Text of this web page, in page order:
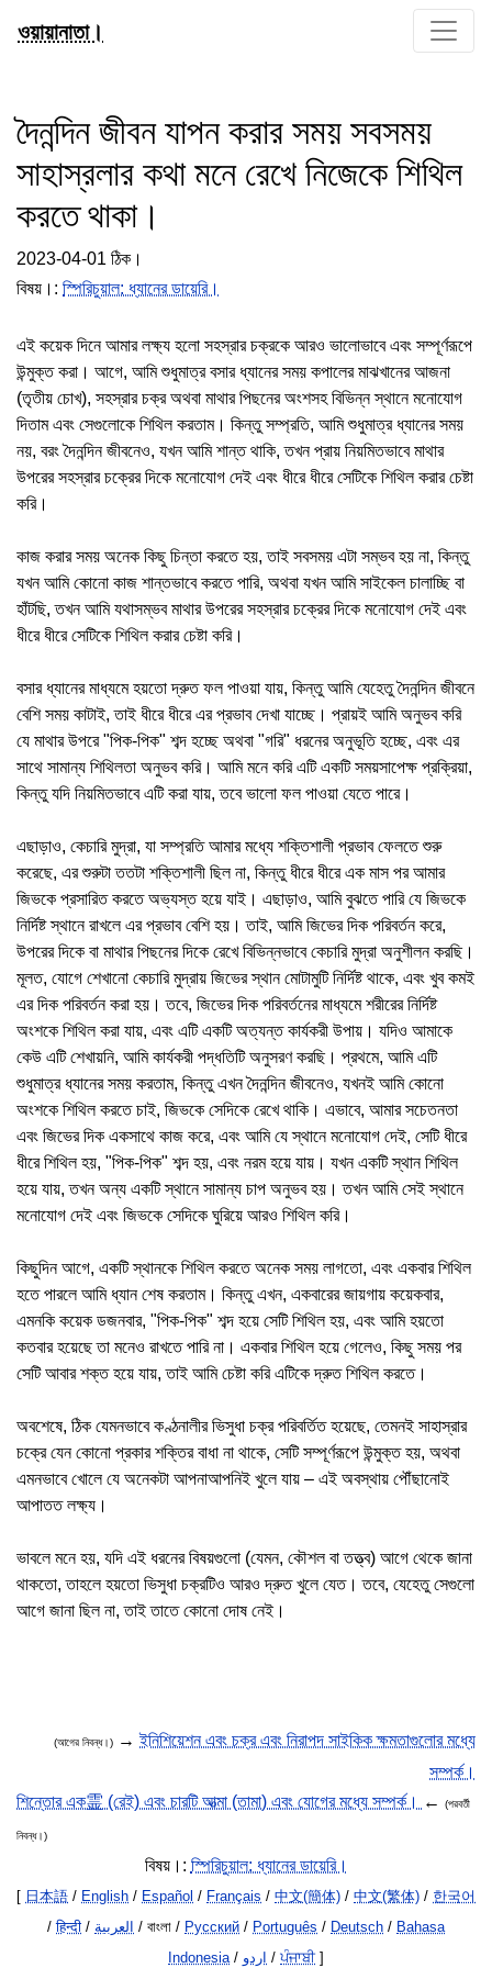
ওয়ায়ানাতা।
দৈনন্দিন জীবন যাপন করার সময় সবসময়
সাহাস্রলার কথা মনে রেখে নিজেকে শিথিল
করতে থাকা।
2023-04-01 ঠিক।
বিষয়।: স্পিরিচুয়াল: ধ্যানের ডায়েরি।
এই কয়েক দিনে আমার লক্ষ্য হলো সহস্রার চক্রকে আরও ভালোভাবে এবং সম্পূর্ণরূপে
উন্মুক্ত করা। আগে, আমি শুধুমাত্র বসার ধ্যানের সময় কপালের মাঝখানের আজনা
(তৃতীয় চোখ), সহস্রার চক্র অথবা মাথার পিছনের অংশসহ বিভিন্ন স্থানে মনোযোগ
দিতাম এবং সেগুলোকে শিথিল করতাম। কিন্তু সম্প্রতি, আমি শুধুমাত্র ধ্যানের সময়
নয়, বরং দৈনন্দিন জীবনেও, যখন আমি শান্ত থাকি, তখন প্রায় নিয়মিতভাবে মাথার
উপরের সহস্রার চক্রের দিকে মনোযোগ দেই এবং ধীরে ধীরে সেটিকে শিথিল করার চেষ্টা
করি।
কাজ করার সময় অনেক কিছু চিন্তা করতে হয়, তাই সবসময় এটা সম্ভব হয় না, কিন্তু
যখন আমি কোনো কাজ শান্তভাবে করতে পারি, অথবা যখন আমি সাইকেল চালাচ্ছি বা
হাঁটছি, তখন আমি যথাসম্ভব মাথার উপরের সহস্রার চক্রের দিকে মনোযোগ দেই এবং
ধীরে ধীরে সেটিকে শিথিল করার চেষ্টা করি।
বসার ধ্যানের মাধ্যমে হয়তো দ্রুত ফল পাওয়া যায়, কিন্তু আমি যেহেতু দৈনন্দিন জীবনে
বেশি সময় কাটাই, তাই ধীরে ধীরে এর প্রভাব দেখা যাচ্ছে। প্রায়ই আমি অনুভব করি
যে মাথার উপরে "পিক-পিক" শব্দ হচ্ছে অথবা "গরি" ধরনের অনুভূতি হচ্ছে, এবং এর
সাথে সামান্য শিথিলতা অনুভব করি। আমি মনে করি এটি একটি সময়সাপেক্ষ প্রক্রিয়া,
কিন্তু যদি নিয়মিতভাবে এটি করা যায়, তবে ভালো ফল পাওয়া যেতে পারে।
এছাড়াও, কেচারি মুদ্রা, যা সম্প্রতি আমার মধ্যে শক্তিশালী প্রভাব ফেলতে শুরু
করেছে, এর শুরুটা ততটা শক্তিশালী ছিল না, কিন্তু ধীরে ধীরে এক মাস পর আমার
জিভকে প্রসারিত করতে অভ্যস্ত হয়ে যাই। এছাড়াও, আমি বুঝতে পারি যে জিভকে
নির্দিষ্ট স্থানে রাখলে এর প্রভাব বেশি হয়। তাই, আমি জিভের দিক পরিবর্তন করে,
উপরের দিকে বা মাথার পিছনের দিকে রেখে বিভিন্নভাবে কেচারি মুদ্রা অনুশীলন করছি।
মূলত, যোগে শেখানো কেচারি মুদ্রায় জিভের স্থান মোটামুটি নির্দিষ্ট থাকে, এবং খুব কমই
এর দিক পরিবর্তন করা হয়। তবে, জিভের দিক পরিবর্তনের মাধ্যমে শরীরের নির্দিষ্ট
অংশকে শিথিল করা যায়, এবং এটি একটি অত্যন্ত কার্যকরী উপায়। যদিও আমাকে
কেউ এটি শেখায়নি, আমি কার্যকরী পদ্ধতিটি অনুসরণ করছি। প্রথমে, আমি এটি
শুধুমাত্র ধ্যানের সময় করতাম, কিন্তু এখন দৈনন্দিন জীবনেও, যখনই আমি কোনো
অংশকে শিথিল করতে চাই, জিভকে সেদিকে রেখে থাকি। এভাবে, আমার সচেতনতা
এবং জিভের দিক একসাথে কাজ করে, এবং আমি যে স্থানে মনোযোগ দেই, সেটি ধীরে
ধীরে শিথিল হয়, "পিক-পিক" শব্দ হয়, এবং নরম হয়ে যায়। যখন একটি স্থান শিথিল
হয়ে যায়, তখন অন্য একটি স্থানে সামান্য চাপ অনুভব হয়। তখন আমি সেই স্থানে
মনোযোগ দেই এবং জিভকে সেদিকে ঘুরিয়ে আরও শিথিল করি।
কিছুদিন আগে, একটি স্থানকে শিথিল করতে অনেক সময় লাগতো, এবং একবার শিথিল
হতে পারলে আমি ধ্যান শেষ করতাম। কিন্তু এখন, একবারের জায়গায় কয়েকবার,
এমনকি কয়েক ডজনবার, "পিক-পিক" শব্দ হয়ে সেটি শিথিল হয়, এবং আমি হয়তো
কতবার হয়েছে তা মনেও রাখতে পারি না। একবার শিথিল হয়ে গেলেও, কিছু সময় পর
সেটি আবার শক্ত হয়ে যায়, তাই আমি চেষ্টা করি এটিকে দ্রুত শিথিল করতে।
অবশেষে, ঠিক যেমনভাবে কণ্ঠনালীর ভিসুধা চক্র পরিবর্তিত হয়েছে, তেমনই সাহাস্রার
চক্রে যেন কোনো প্রকার শক্তির বাধা না থাকে, সেটি সম্পূর্ণরূপে উন্মুক্ত হয়, অথবা
এমনভাবে খোলে যে অনেকটা আপনাআপনিই খুলে যায় – এই অবস্থায় পৌঁছানোই
আপাতত লক্ষ্য।
ভাবলে মনে হয়, যদি এই ধরনের বিষয়গুলো (যেমন, কৌশল বা তত্ত্ব) আগে থেকে জানা
থাকতো, তাহলে হয়তো ভিসুধা চক্রটিও আরও দ্রুত খুলে যেত। তবে, যেহেতু সেগুলো
আগে জানা ছিল না, তাই তাতে কোনো দোষ নেই।
(আগের নিবন্ধ।) →ইনিশিয়েশন এবং চক্র এবং নিরাপদ সাইকিক ক্ষমতাগুলোর মধ্যে
সম্পর্ক।
শিন্তোর এক霊 (রেই) এবং চারটি আত্মা (তামা) এবং যোগের মধ্যে সম্পর্ক।
← (পরবর্তী
নিবন্ধ।)
বিষয়।: স্পিরিচুয়াল: ধ্যানের ডায়েরি।
[ 日本語 / English / Español / Français / 中文(簡体) / 中文(繁体) / 한국어
/हिन्दी / العربية / বাংলা / Русский / Português / Deutsch / Bahasa
Indonesia/ اردو / ਪੰਜਾਬੀ]